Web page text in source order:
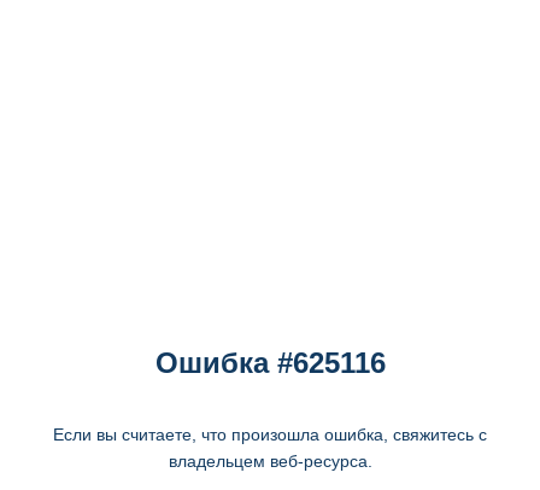
Ошибка #625116
Если вы считаете, что произошла ошибка, свяжитесь с
владельцем веб-ресурса.